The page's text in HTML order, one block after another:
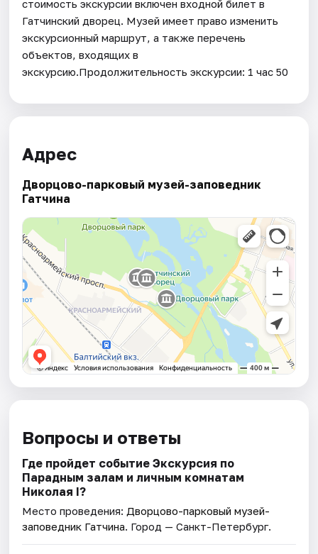
стоимость экскурсии включен входной билет в
Гатчинский дворец. Музей имеет право изменить
экскурсионный маршрут, а также перечень
объектов, входящих в
экскурсию.Продолжительность экскурсии: 1 час 50
Адрес
Дворцово-парковый музей-заповедник
Гатчина
Вопросы и ответы
Где пройдет событие Экскурсия по
Парадным залам и личным комнатам
Николая I?
Место проведения: Дворцово-парковый музей-
заповедник Гатчина. Город — Санкт-Петербург.